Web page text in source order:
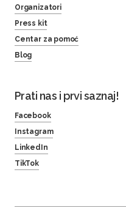
Organizatori
Press kit
Centar za pomoć
Blog
Prati nas i prvi saznaj!
Facebook
Instagram
LinkedIn
TikTok